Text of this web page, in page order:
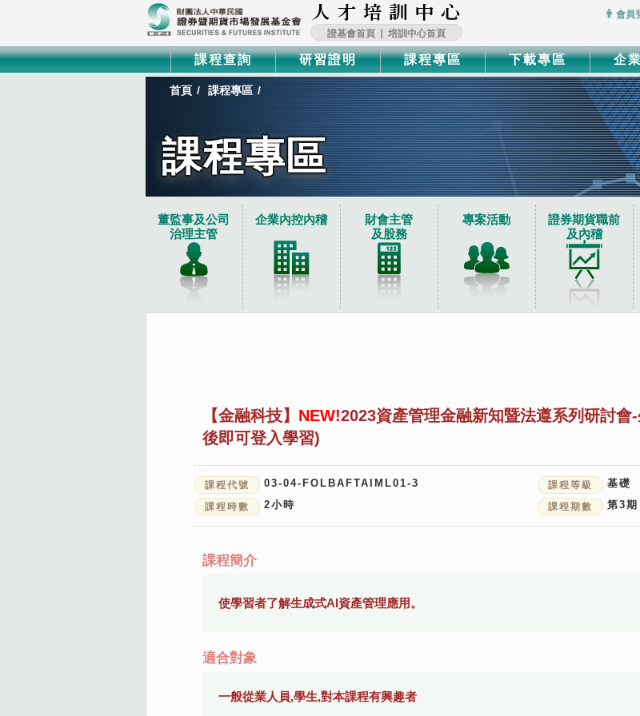
證基會首頁 培訓中心首頁
會員
課程查詢 研習證明 課程專區 下載專區 企
首頁 課程專區
課程專區
董監事及公司
治理主管
企業內控內稽
財會主管
及股務
專案活動
證券期貨職前
及內稽
【金融科技】 NEW!2023資產管理金融新知暨法遵系列研討
後即可登入學習)
課程代號 03-04-FOLBAFTAIML01-3
課程時數 2小時
課程等級 基礎
課程期數 第3期
課程簡介
使學習者了解生成式AI資產管理應用。
適合對象
一般從業人員,學生,對本課程有興趣者